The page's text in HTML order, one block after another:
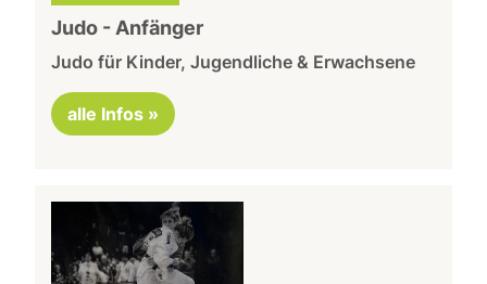
Judo - Anfänger
Judo für Kinder, Jugendliche & Erwachsene
alle Infos »